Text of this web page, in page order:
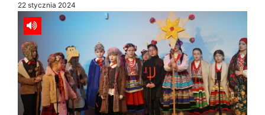
22 stycznia 2024